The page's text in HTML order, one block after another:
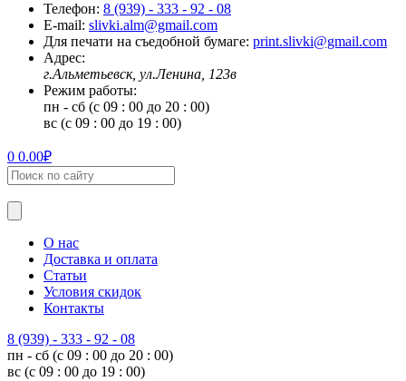
Телефон: 8 (939) - 333 - 92 - 08
E-mail: slivki.alm@gmail.com
Для печати на съедобной бумаге: print.slivki@gmail.com
Адрес:
г.Альметьевск, ул.Ленина, 123в
Режим работы:
пн - сб (с 09 : 00 до 20 : 00)
вс (с 09 : 00 до 19 : 00)
0 0.00₽
О нас
Доставка и оплата
Статьи
Условия скидок
Контакты
8 (939) - 333 - 92 - 08
пн - сб (с 09 : 00 до 20 : 00)
вс (с 09 : 00 до 19 : 00)